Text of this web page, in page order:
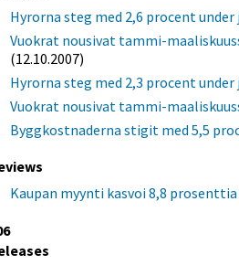
Hyrorna steg med 2,6 procent
Vuokrat nousivat tammi-
(12.10.2007)
Hyrorna steg med 2,3 procent
Vuokrat nousivat tammi-
Byggkostnaderna stigit med 5,5
Kaupan myynti kasvoi 8,8 prosenttia